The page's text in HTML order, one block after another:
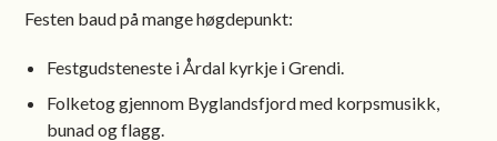
Festen baud på mange høgdepunkt:
Festgudsteneste i Årdal kyrkje i Grendi.
Folketog gjennom Byglandsfjord med korpsmusikk,
bunad og flagg.